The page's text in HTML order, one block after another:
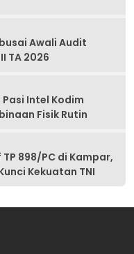
Awali Audit
TA 2026
Intel Kodim
Fisik Rutin
898/PC di Kampar,
Kekuatan TNI